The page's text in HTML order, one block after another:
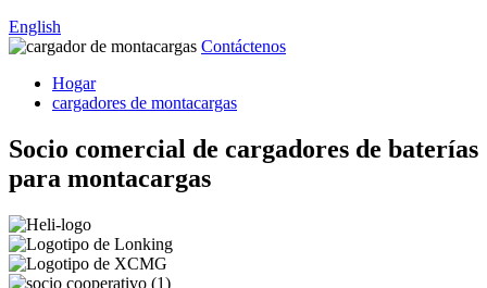
English
Contáctenos
Hogar
cargadores de montacargas
Socio comercial de cargadores de baterías
para montacargas